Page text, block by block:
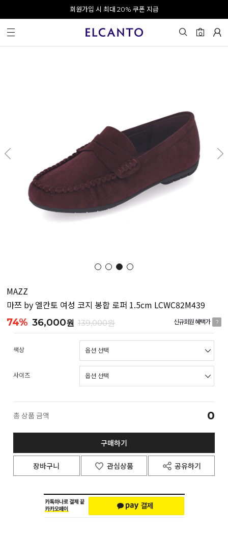
오전 10시 이전 결제 완료 시 오늘 출발!
회원가입 시 최대 20% 쿠폰 지급
0
MAZZ
마쯔 by 엘칸토 여성 코지 봉합 로퍼 1.5cm LCWC82M439
74% 36,000원 139,000원 신규회원 혜택가 ?
색상
사이즈
총 상품 금액 0
구매하기
장바구니 관심상품 공유하기